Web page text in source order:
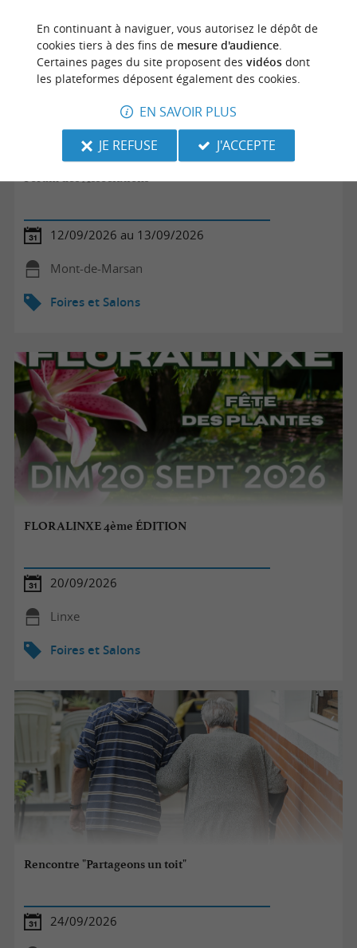
Forum des Associations
12/09/2026 au 13/09/2026
Mont-de-Marsan
Foires et Salons
FLORALINXE 4ème ÉDITION
20/09/2026
Linxe
Foires et Salons
Rencontre "Partageons un toit"
24/09/2026
En continuant à naviguer, vous autorisez le dépôt de
cookies tiers à des fins de mesure d'audience.
Certaines pages du site proposent des vidéosdont
les plateformes déposent également des cookies.
EN SAVOIR PLUS
JE REFUSE
J'ACCEPTE